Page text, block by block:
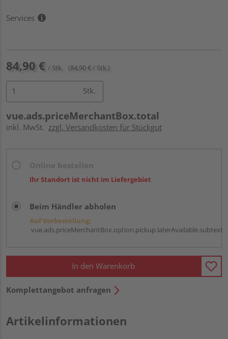
Services
84,90 € / Stk. (84,90 € / Stk.)
Stk.
vue.ads.priceMerchantBox.total
inkl. MwSt. zzgl. Versandkosten für Stückgut
Ihr Standort ist nicht im Liefergebiet
Beim Händler abholen
Auf Vorbestellung:
vue.ads.priceMerchantBox.option.pickup.laterAvailable.subtext
In den Warenkorb
Komplettangebot anfragen
Artikelinformationen